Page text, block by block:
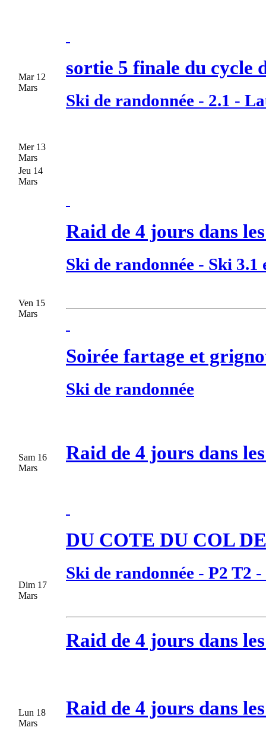
Mar 12
Mars
sortie 5 finale du cycle
Ski de randonnée - 2.1 -
Mer 13
Mars
Jeu 14
Mars
Ven 15
Mars
Raid de 4 jours dans
Ski de randonnée - Ski 3.1
Soirée fartage et
Ski de randonnée
Sam 16
Mars
Raid de 4 jours dans
Dim 17
Mars
DU COTE DU COL
Ski de randonnée - P2 T2 -
Raid de 4 jours dans
Lun 18
Mars
Raid de 4 jours dans